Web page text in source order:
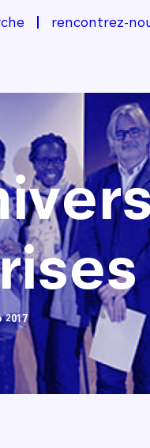
rencontrez-
2017